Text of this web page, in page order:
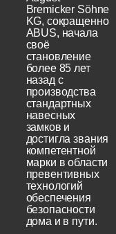
Bremicker Söhne
KG, сокращенно
ABUS, начала
своё
становление
более 85 лет
назад с
производства
стандартных
навесных
замков и
достигла звания
компетентной
марки в области
превентивных
технологий
обеспечения
безопасности
дома и в пути.